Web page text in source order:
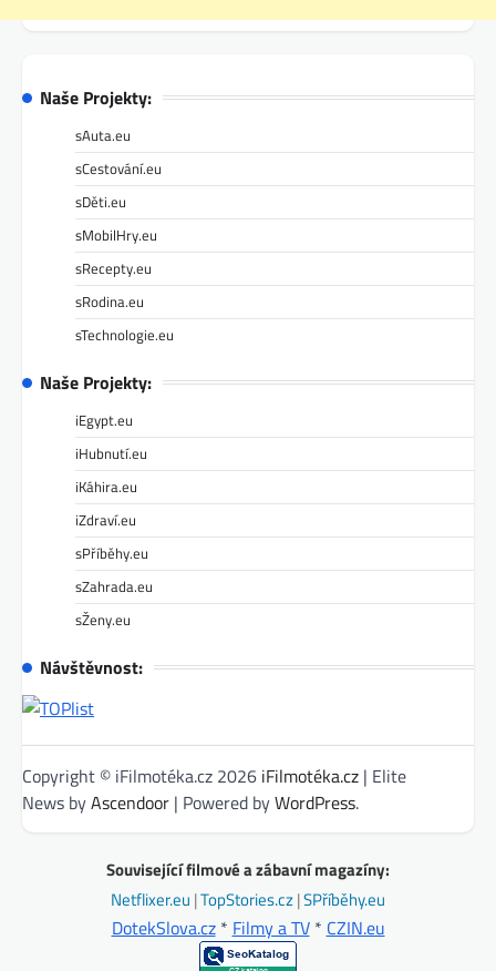
Naše Projekty:
sAuta.eu
sCestování.eu
sDěti.eu
sMobilHry.eu
sRecepty.eu
sRodina.eu
sTechnologie.eu
Naše Projekty:
iEgypt.eu
iHubnutí.eu
iKáhira.eu
iZdraví.eu
sPříběhy.eu
sZahrada.eu
sŽeny.eu
Návštěvnost:
Copyright © iFilmotéka.cz 2026 iFilmotéka.cz | Elite
News byAscendoor | Powered byWordPress.
Související filmové a zábavní magazíny:
Netflixer.eu |TopStories.cz|SPříběhy.eu
DotekSlova.cz* Filmy a TV* CZIN.eu